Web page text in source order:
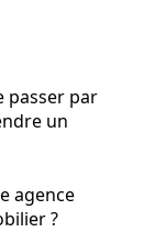
passer par
un
agence
?